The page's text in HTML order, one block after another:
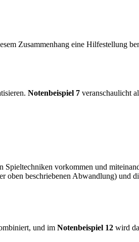
Zusammenhang eine Hilfestellung
Notenbei­spiel 7 veranschaulicht
Spieltechniken vorkommen und
oben be­schriebenen Abwandlung) und
und im Notenbeispiel 12 wird